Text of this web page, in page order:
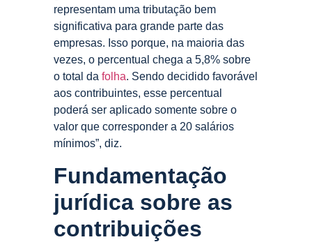
representam uma tributação bem
significativa para grande parte das
empresas. Isso porque, na maioria das
vezes, o percentual chega a 5,8% sobre
o total da folha. Sendo decidido favorável
aos contribuintes, esse percentual
poderá ser aplicado somente sobre o
valor que corresponder a 20 salários
mínimos”, diz.
Fundamentação
jurídica sobre as
contribuições